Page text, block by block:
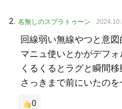
名無しのスプラトゥーン
回線弱い無線やつと意
マニュ使いとかがデフォ
くるくるとラグと瞬間移
さっきまで前にいたの
0